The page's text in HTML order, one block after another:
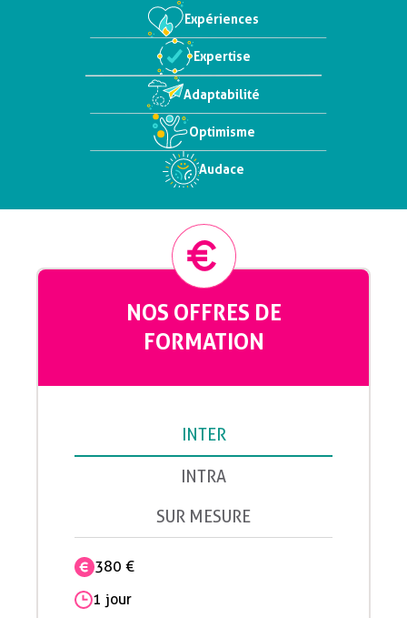
Expériences
Expertise
Adaptabilité
Optimisme
Audace
NOS OFFRES DE
FORMATION
INTER
INTRA
SUR MESURE
380 €
1 jour